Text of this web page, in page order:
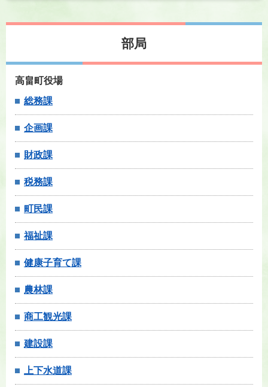
部局
高畠町役場
総務課
企画課
財政課
税務課
町民課
福祉課
健康子育て課
農林課
商工観光課
建設課
上下水道課